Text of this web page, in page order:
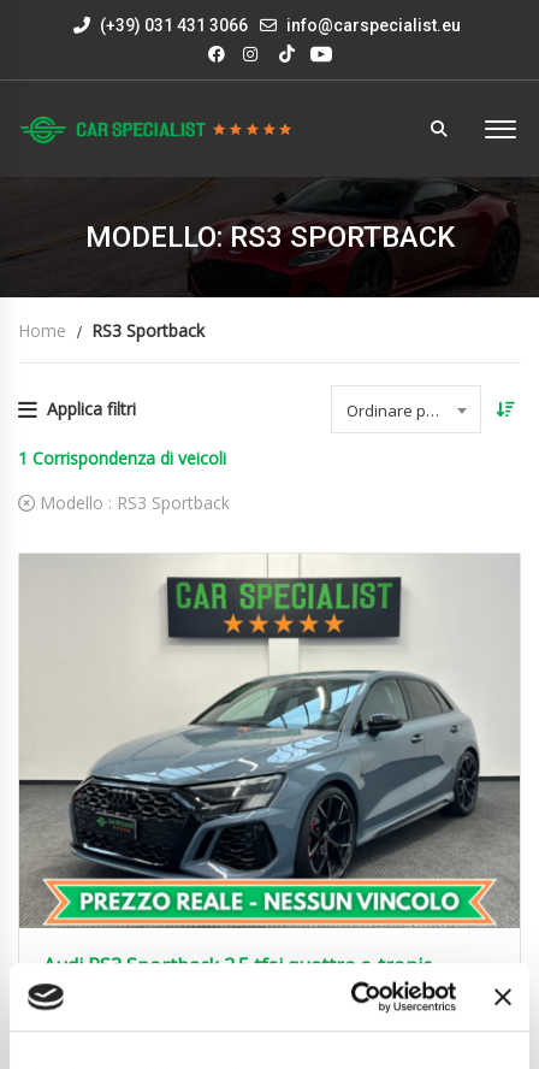
(+39) 031 431 3066 info@carspecialist.eu
MODELLO: RS3 SPORTBACK
Home RS3 Sportback
Applica filtri Ordinare per data
1 Corrispondenza di veicoli
Modello : RS3 Sportback
Audi RS3 Sportback 2.5 tfsi quattro s-tronic
BOLLO/SUPERBOLLO/TAGLIANDO PAGATI
51.850€